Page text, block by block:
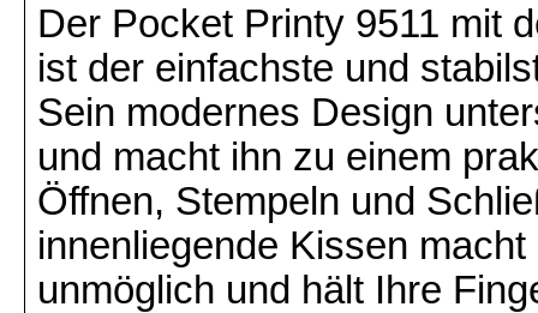
Der Pocket Printy 9511 mit
ist der einfachste und
Sein modernes Design
und macht ihn zu einem
Öffnen, Stempeln und
innenliegende Kissen
unmöglich und hält Ihre